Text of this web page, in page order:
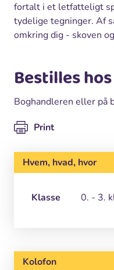
fortalt i et letfatteligt
tydelige tegninger. Af
omkring dig - skoven
Bestilles hos
Boghandleren eller på
Print
Hvem, hvad, hvor
Klasse 0. - 3.
Kolofon